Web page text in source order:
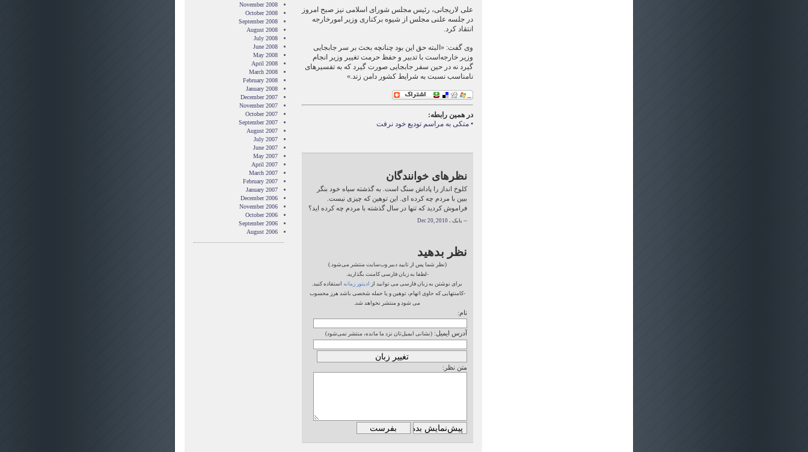
علی لاریجانی، رئیس مجلس شورای اسلامی نیز صبح امروز
در جلسه علنی مجلس از شیوه برکناری وزیر امورخارجه
انتقاد کرد.
وی گفت: «البته حق این بود چنانچه بحث بر سر جابجایی
وزیر خارجه‌است با تدبیر و حفظ حرمت تغییر وزیر انجام
گیرد نه در حین سفر جابجایی صورت گیرد که به تفسیرهای
نامناسب نسبت به شرایط کشور دامن زند.»
در همین رابطه:
•متکی به مراسم تودیع خود نرفت
نظرهای خوانندگان
کلوخ انداز را پاداش سنگ است. به گذشته سیاه خود بنگر
ببین با مردم چه کرده ای. این توهین که چیزی نیست.
فراموش کردید که تنها در سال گذشته با مردم چه کرده اید؟
-- بابک ،Dec 20, 2010
نظر بدهید
(نظر شما پس از تایید دبیر وب‌سایت منتشر می‌شود.)
-لطفا به زبان فارسی کامنت بگذارید.
برای نوشتن به زبان فارسی می توانید از
ادیتور زمانه استفاده کنید.
-کامنتهایی که حاوی اتهام، توهین و یا حمله شخصی باشد هرز محسوب
می شود و منتشر نخواهد شد.
نام:
آدرس ایمیل: (نشانی ایمیل‌تان نزد ما مانده، منتشر نمی‌شود)
متن نظر:
November 2008
October 2008
September 2008
August 2008
July 2008
June 2008
May 2008
April 2008
March 2008
February 2008
January 2008
December 2007
November 2007
October 2007
September 2007
August 2007
July 2007
June 2007
May 2007
April 2007
March 2007
February 2007
January 2007
December 2006
November 2006
October 2006
September 2006
August 2006